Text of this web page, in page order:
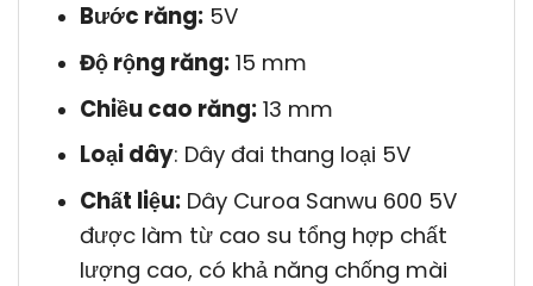
Bước răng:5V
Độ rộng răng:15 mm
Chiều cao răng:13 mm
Loại dây: Dây đai thang loại 5V
Chất liệu:Dây Curoa Sanwu 600 5V
được làm từ cao su tổng hợp chất
lượng cao, có khả năng chống mài